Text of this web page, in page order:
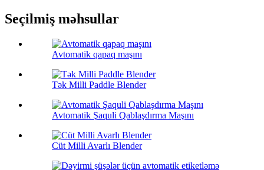
Seçilmiş məhsullar
Avtomatik qapaq maşını
Tək Milli Paddle Blender
Avtomatik Şaquli Qablaşdırma Maşını
Cüt Milli Avarlı Blender